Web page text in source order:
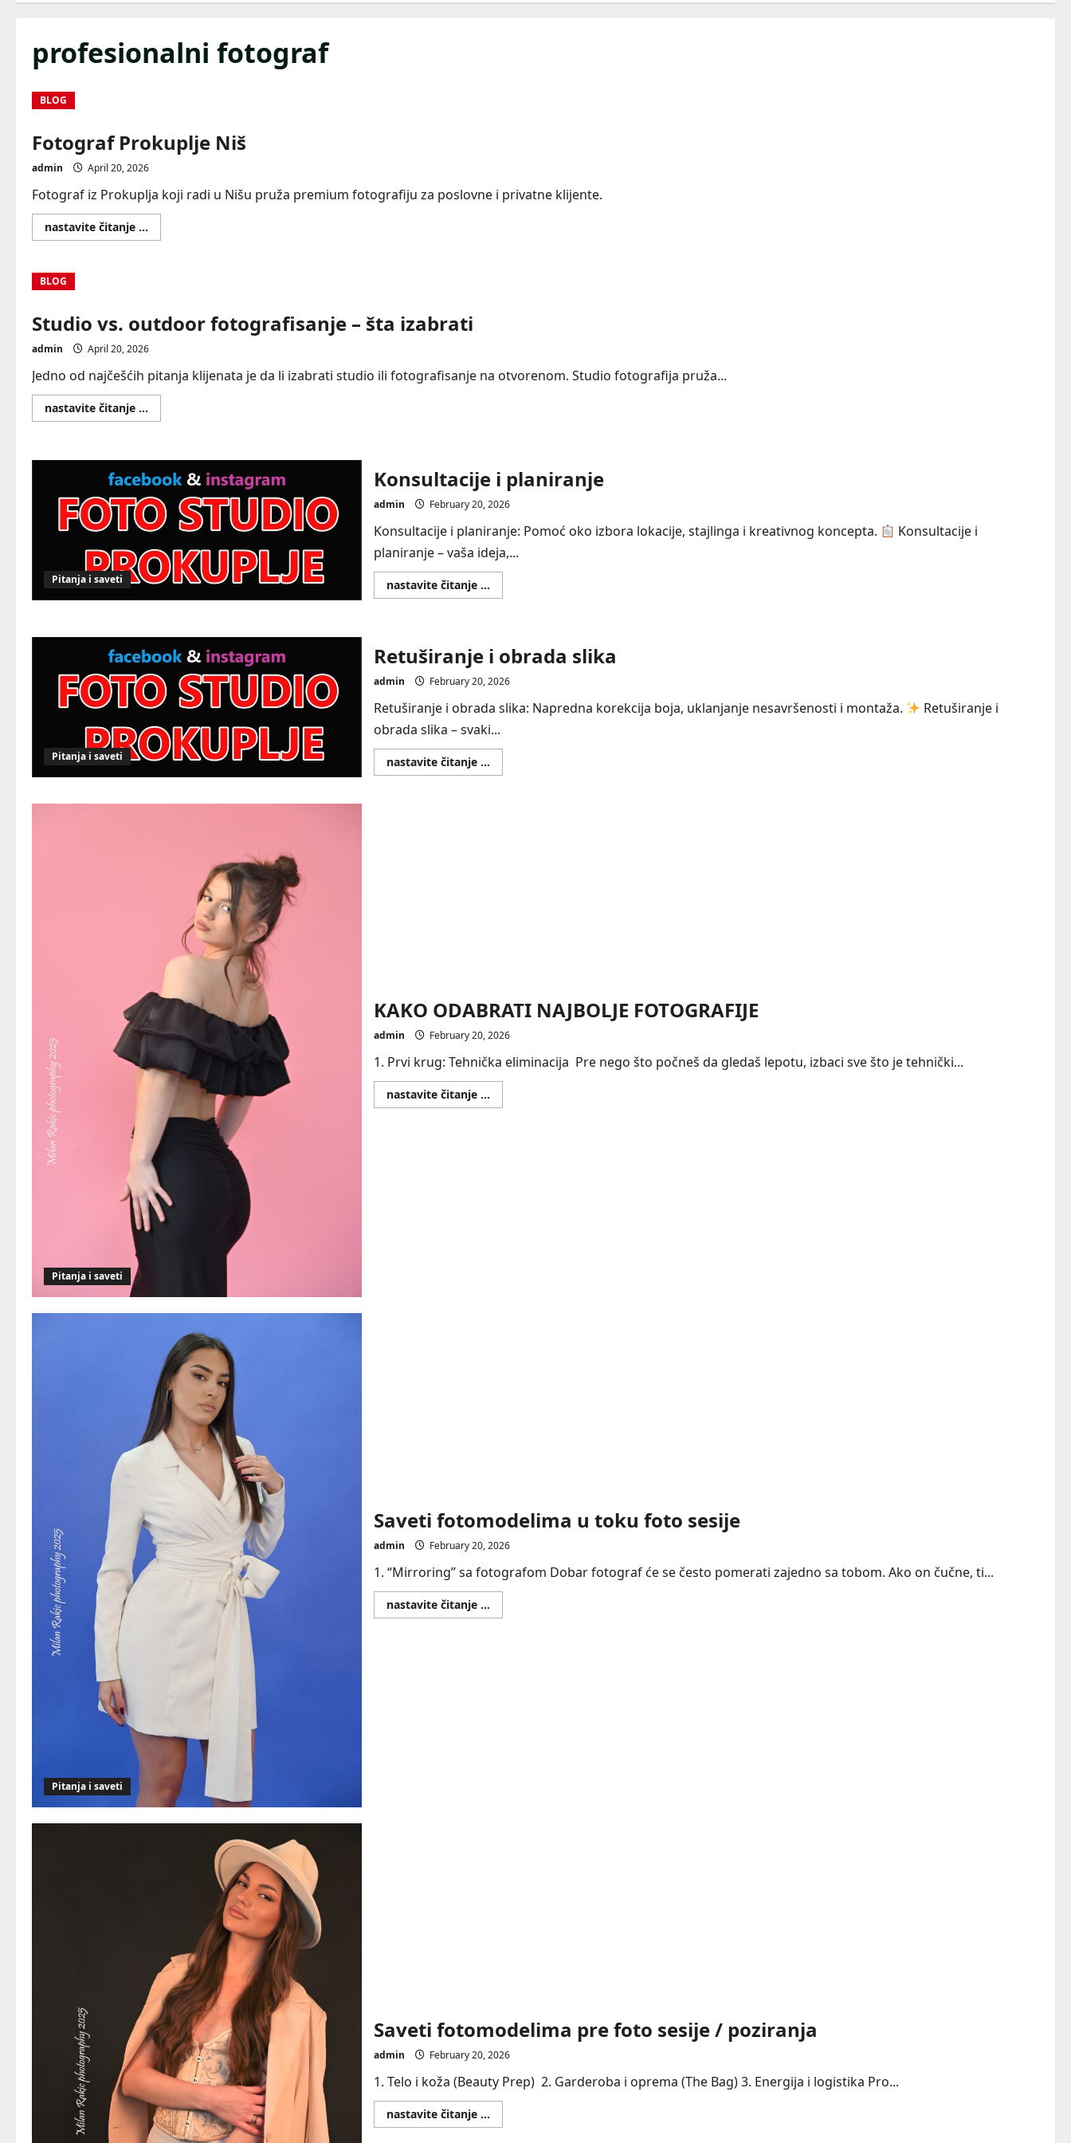
profesionalni fotograf
BLOG
Fotograf Prokuplje Niš
admin April 20, 2026
Fotograf iz Prokuplja koji radi u Nišu pruža premium fotografiju za poslovne i privatne klijente.
nastavite čitanje ...
more
BLOG
Studio vs. outdoor fotografisanje – šta izabrati
admin April 20, 2026
Jedno od najčešćih pitanja klijenata je da li izabrati studio ili fotografisanje na otvorenom. Studio fotografija pruža...
nastavite čitanje ...
more
outdoor
fotografisanje
–
šta
izabrati
Pitanja i saveti
Konsultacije i planiranje
admin February 20, 2026
Konsultacije i planiranje: Pomoć oko izbora lokacije, stajlinga i kreativnog koncepta.
Konsultacije i
planiranje – vaša ideja,...
nastavite čitanje ...Read
more
Pitanja i saveti
Retuširanje i obrada slika
admin February 20, 2026
Retuširanje i obrada slika: Napredna korekcija boja, uklanjanje nesavršenosti i montaža.
Retuširanje i
obrada slika – svaki...
nastavite čitanje ...Read
more
Pitanja i saveti
KAKO ODABRATI NAJBOLJE FOTOGRAFIJE
admin February 20, 2026
1. Prvi krug: Tehnička eliminacija Pre nego što počneš da gledaš lepotu, izbaci sve što je tehnički...
nastavite čitanje ...Read
more
Pitanja i saveti
Saveti fotomodelima u toku foto sesije
admin February 20, 2026
1. “Mirroring” sa fotografom Dobar fotograf će se često pomerati zajedno sa tobom. Ako on čučne, ti...
nastavite čitanje ...
more
Saveti fotomodelima pre foto sesije / poziranja
admin February 20, 2026
1. Telo i koža (Beauty Prep) 2. Garderoba i oprema (The Bag) 3. Energija i logistika Pro...
nastavite čitanje ...Read
more